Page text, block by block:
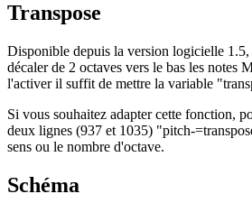
Transpose
Disponible depuis la version logicielle
décaler de 2 octaves vers le bas les notes
l'activer il suffit de mettre la variable
Si vous souhaitez adapter cette fonction,
deux lignes (937 et 1035) "pitch-
sens ou le nombre d'octave.
Schéma